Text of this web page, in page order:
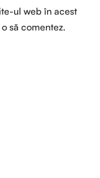
ul web în acest
să comentez.